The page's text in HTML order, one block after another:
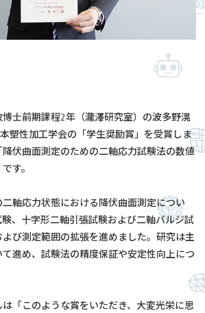
士前期課程2年（瀧澤研究室）の波多野滉
塑性加工学会の「学生奨励賞」を受賞しま
伏曲面測定のための二軸応力試験法の数値
す。
軸応力状態における降伏曲面測定につい
、十字形二軸引張試験および二軸バルジ試
び測定範囲の拡張を進めました。研究は主
進め、試験法の精度保証や安定性向上につ
「このような賞をいただき、大変光栄に思